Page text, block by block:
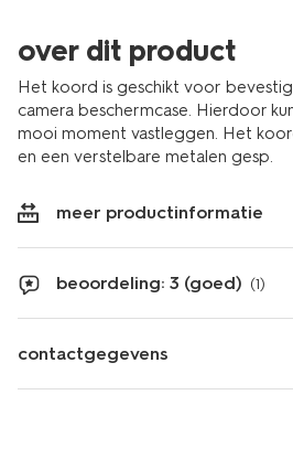
over dit product
Het koord is geschikt voor
camera beschermcase. Hierdoor
mooi moment vastleggen. Het
en een verstelbare metalen gesp.
meer productinformatie
beoordeling: 3 (goed) (1)
contactgegevens